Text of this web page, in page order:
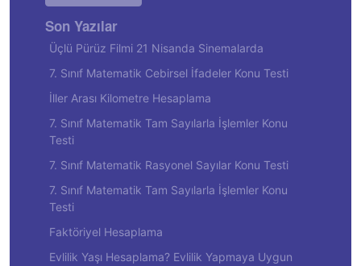
Son Yazılar
Üçlü Pürüz Filmi 21 Nisanda Sinemalarda
7. Sınıf Matematik Cebirsel İfadeler Konu Testi
İller Arası Kilometre Hesaplama
7. Sınıf Matematik Tam Sayılarla İşlemler Konu
Testi
7. Sınıf Matematik Rasyonel Sayılar Konu Testi
7. Sınıf Matematik Tam Sayılarla İşlemler Konu
Testi
Faktöriyel Hesaplama
Evlilik Yaşı Hesaplama? Evlilik Yapmaya Uygun